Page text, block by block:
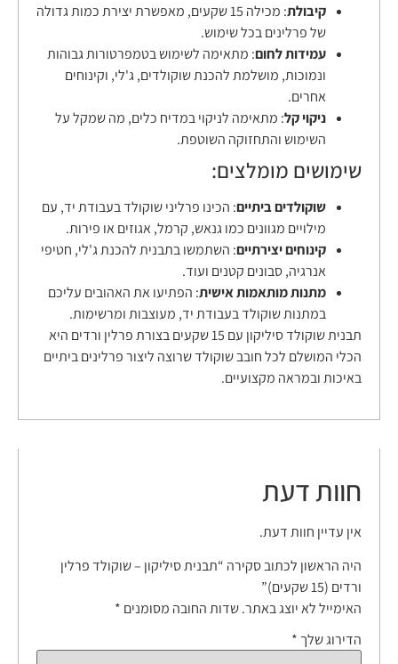
קיבולת
: מכילה 15 שקעים, מאפשרת יצירת כמות גדולה
של פרלינים בכל שימוש.
עמידות לחום: מתאימה לשימוש בטמפרטורות גבוהות
ונמוכות, מושלמת להכנת שוקולדים, ג'לי, וקינוחים
אחרים.
ניקוי קל: מתאימה לניקוי במדיח כלים, מה שמקל על
השימוש והתחזוקה השוטפת.
שימושים מומלצים:
שוקולדים ביתיים: הכינו פרליני שוקולד בעבודת יד, עם
מילויים מגוונים כמו גנאש, קרמל, אגוזים או פירות.
קינוחים יצירתיים: השתמשו בתבנית להכנת ג'לי, חטיפי
אנרגיה, סבונים קטנים ועוד.
מתנות מותאמות אישית: הפתיעו את האהובים עליכם
במתנות שוקולד בעבודת יד, מעוצבות ומרשימות.
תבנית שוקולד סיליקון עם 15 שקעים בצורת פרלין ורדים היא
הכלי המושלם לכל חובב שוקולד שרוצה ליצור פרלינים ביתיים
באיכות ובמראה מקצועיים.
חוות דעת
אין עדיין חוות דעת.
היה הראשון לכתוב סקירה “תבנית סיליקון – שוקולד פרלין
ורדים (15 שקעים)”
האימייל לא יוצג באתר.שדות החובה מסומנים *
הדירוג שלך *